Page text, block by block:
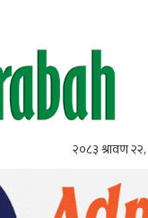
२०८३ श्रावण २२,